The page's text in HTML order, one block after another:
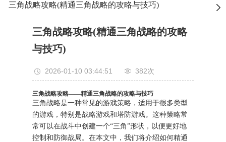
三角战略攻略(精通三角战略的攻略与技巧)
三角战略攻略(精通三角战略的攻略
与技巧)
2026-01-10 03:44:51 382次
三角战略攻略——精通三角战略的攻略与技巧
三角战略是一种常见的游戏策略，适用于很多类型
的游戏，特别是战略游戏和塔防游戏。这种策略常
常可以在战斗中创建一个“三角”形状，以便更好地
控制和防御战局。在本文中，我们将介绍如何精通